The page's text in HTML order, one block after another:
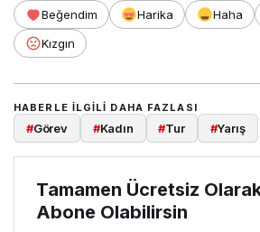
Beğendim Harika Haha
Kızgın
HABERLE ILGILI DAHA FAZLASI
#Görev #Kadın #Tur #Yarış
Tamamen Ücretsiz
Abone Olabilirsin